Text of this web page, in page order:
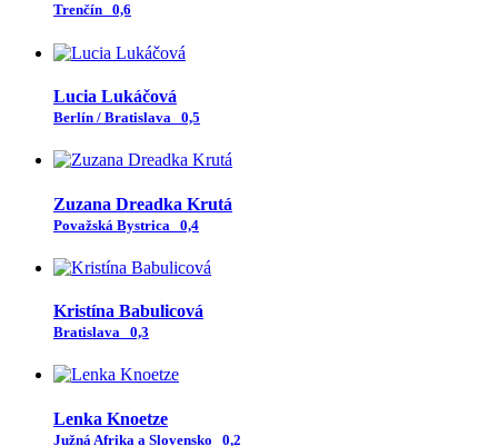
Trenčín 0,6
Lucia Lukáčová
Berlín / Bratislava 0,5
Zuzana Dreadka Krutá
Považská Bystrica 0,4
Kristína Babulicová
Bratislava 0,3
Lenka Knoetze
Južná Afrika a Slovensko 0,2